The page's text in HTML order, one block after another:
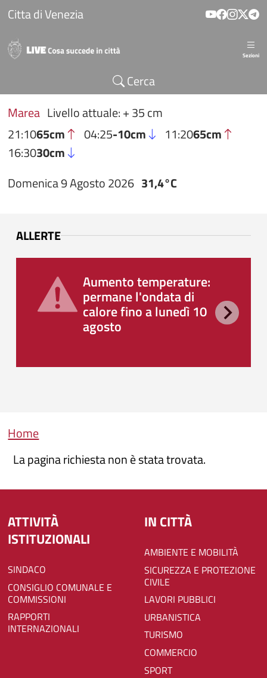
Salta al contenuto principale
Citta di Venezia
Sezioni
Cerca
Marea Livello attuale: + 35 cm
21:1065cm 04:25-10cm 11:2065cm
16:3030cm
Domenica 9 Agosto 2026 31,4°C
ALLERTE
Aumento temperature:
permane l'ondata di
calore fino a lunedì 10
agosto
Briciole di pane
Home
La pagina richiesta non è stata trovata.
ATTIVITÀ
ISTITUZIONALI
SINDACO
CONSIGLIO COMUNALE E
COMMISSIONI
RAPPORTI
INTERNAZIONALI
IN CITTÀ
AMBIENTE E MOBILITÀ
SICUREZZA E PROTEZIONE
CIVILE
LAVORI PUBBLICI
URBANISTICA
TURISMO
COMMERCIO
SPORT